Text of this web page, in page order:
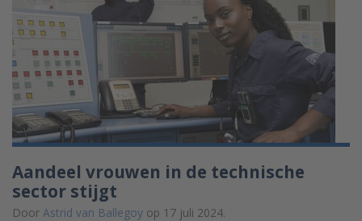
Aandeel vrouwen in de technische
sector stijgt
Door Astrid van Ballegoy op 17 juli 2024.